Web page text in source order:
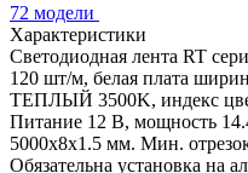
72 модели
Характеристики
Светодиодная лента RT
120 шт/м, белая плата
ТЕПЛЫЙ 3500K, индекс
Питание 12 В, мощность
5000x8x1.5 мм. Мин.
Обязательна установка на